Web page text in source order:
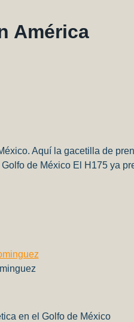
América
Aquí la gacetilla de
de México El H175 ya
en el Golfo de México